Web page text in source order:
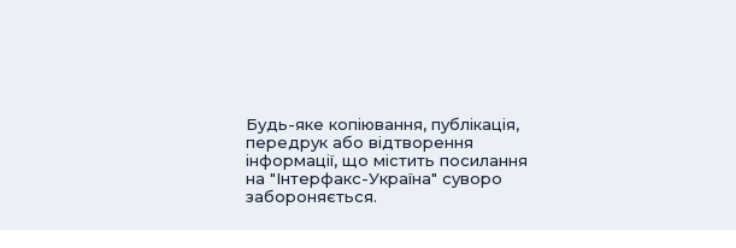
Будь-яке копіювання, публікація,
передрук або відтворення
інформації, що містить посилання
на "Інтерфакс-Україна" суворо
забороняється.